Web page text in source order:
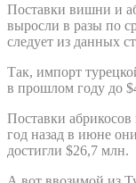
Поставки вишни и
выросли в разы по
следует из данных
Так, импорт
в прошлом году до
Поставки
год назад в июне
достигли $26,7 млн.